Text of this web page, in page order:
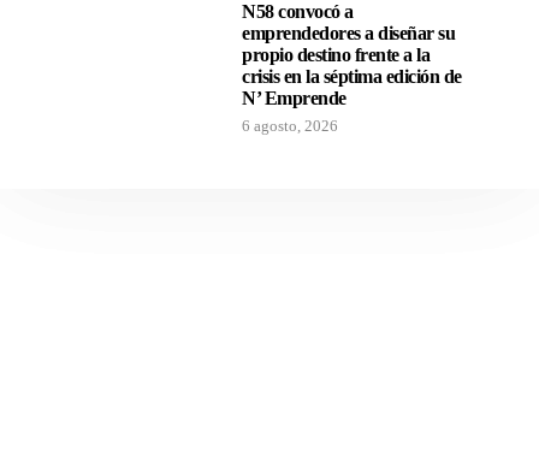
N58 convocó a
emprendedores a diseñar su
propio destino frente a la
crisis en la séptima edición de
N’ Emprende
6 agosto, 2026